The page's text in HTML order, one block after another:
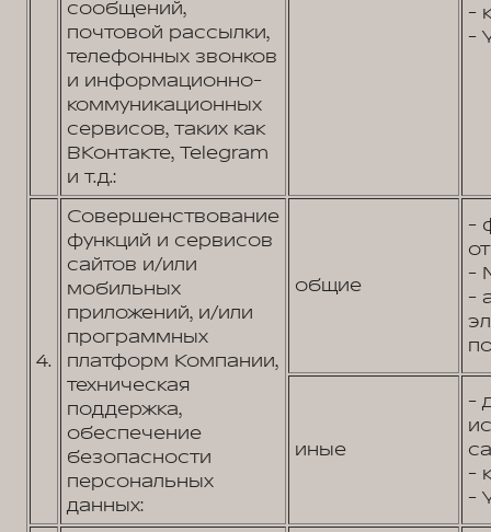
сообщений,
почтовой рассылки,
телефонных звонков
и информационно-
коммуникационных
сервисов, таких как
ВКонтакте, Telegram
и т.д.:
-
-
4.
Совершенствование
функций и сервисов
сайтов и/или
мобильных
приложений, и/или
программных
платформ Компании,
техническая
поддержка,
обеспечение
безопасности
персональных
данных:
общие
-
-
-
иные
-
-
-